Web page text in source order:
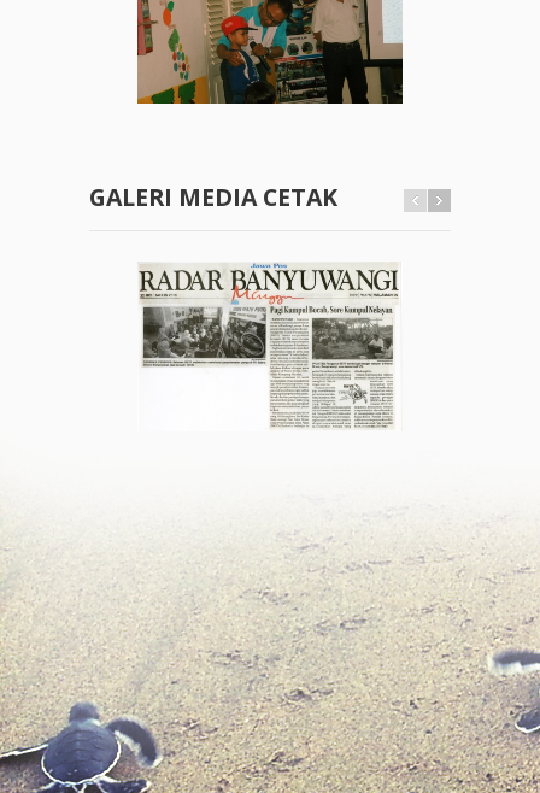
GALERI MEDIA CETAK